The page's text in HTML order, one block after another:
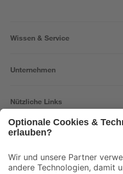
Wissen & Service
Unternehmen
Nützliche Links
Der toom Newsletter: Keine Angebote